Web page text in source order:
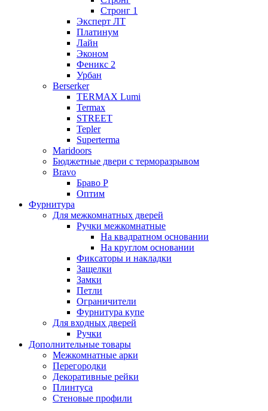
Стронг 1
Эксперт ЛТ
Платинум
Лайн
Эконом
Феникс 2
Урбан
Berserker
TERMAX Lumi
Termax
STREET
Tepler
Superterma
Maridoors
Бюджетные двери с терморазрывом
Bravo
Браво Р
Оптим
Фурнитура
Для межкомнатных дверей
Ручки межкомнатные
На квадратном основании
На круглом основании
Фиксаторы и накладки
Защелки
Замки
Петли
Ограничители
Фурнитура купе
Для входных дверей
Ручки
Дополнительные товары
Межкомнатные арки
Перегородки
Декоративные рейки
Плинтуса
Стеновые профили